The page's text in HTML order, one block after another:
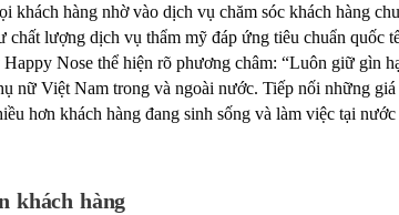
hàng nhờ vào dịch vụ chăm sóc khách hàng
lượng dịch vụ thẩm mỹ đáp ứng tiêu chuẩn quốc
Nose thể hiện rõ phương châm: “Luôn giữ gìn
nữ Việt Nam trong và ngoài nước. Tiếp nối những
hơn khách hàng đang sinh sống và làm việc tại
khách hàng